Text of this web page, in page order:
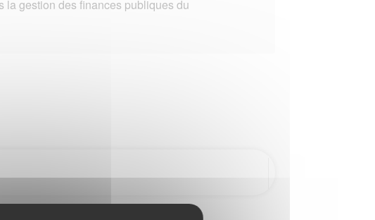
la gestion des finances publiques du